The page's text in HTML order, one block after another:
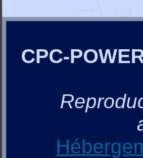
CPC-